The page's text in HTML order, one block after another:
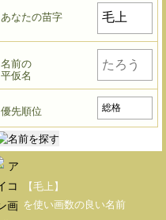
あなたの苗字
名前の
平仮名
優先順位
【毛上】
を使い画数の良い名前